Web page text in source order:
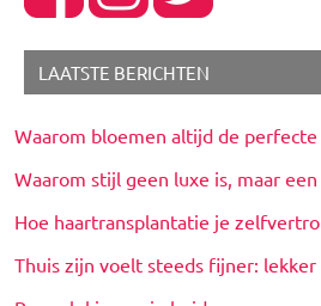
LAATSTE BERICHTEN
Waarom bloemen altijd de
Waarom stijl geen luxe is, maar
Hoe haartransplantatie je
Thuis zijn voelt steeds fijner: lekker